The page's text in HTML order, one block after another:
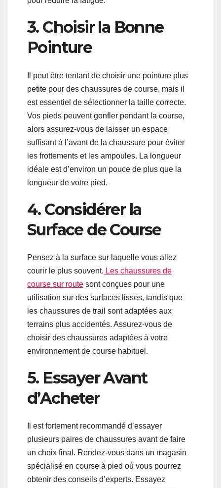
3. Choisir la Bonne
Pointure
Il peut être tentant de choisir une pointure plus
petite pour des chaussures de course, mais il
est essentiel de sélectionner la taille correcte.
Vos pieds peuvent gonfler pendant la course,
alors assurez-vous de laisser un espace
suffisant à l’avant de la chaussure pour éviter
les frottements et les ampoules. La longueur
idéale est d’environ un pouce de plus que la
longueur de votre pied.
4. Considérer la
Surface de Course
Pensez à la surface sur laquelle vous allez
courir le plus souvent. Les chaussures de
course sur route sont conçues pour une
utilisation sur des surfaces lisses, tandis que
les chaussures de trail sont adaptées aux
terrains plus accidentés. Assurez-vous de
choisir des chaussures adaptées à votre
environnement de course habituel.
5. Essayer Avant
d’Acheter
Il est fortement recommandé d’essayer
plusieurs paires de chaussures avant de faire
un choix final. Rendez-vous dans un magasin
spécialisé en course à pied où vous pourrez
obtenir des conseils d’experts. Essayez